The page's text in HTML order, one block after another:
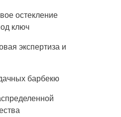
остекление
ключ
экспертиза и
барбекю